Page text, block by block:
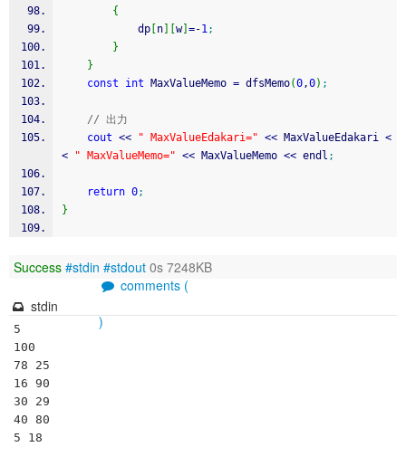
{
			dp
n w] =-1;
}
}
const
int MaxValueMemo = dfsMemo(0,0) ;
// 出力
cout << " MaxValueEdakari=" << MaxValueEdakari <
<
" MaxValueMemo=" << MaxValueMemo << endl ;
return 0;
}
Success #stdin #stdout 0s 7248KB
comments (
)
stdin
5
100
78 25
16 90
30 29
40 80
5 18